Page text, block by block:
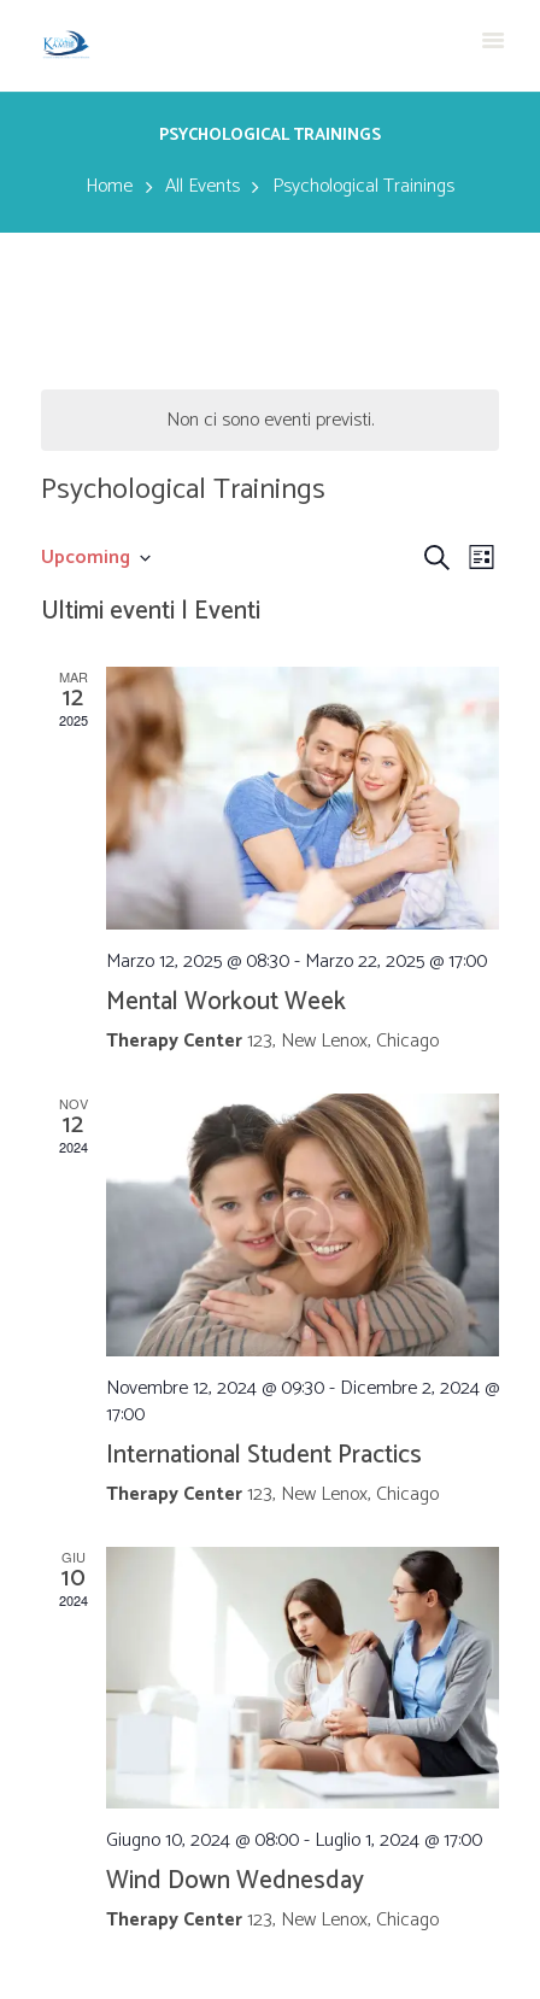
PSYCHOLOGICAL TRAININGS
Home All Events Psychological Trainings
Non ci sono eventi previsti.
Psychological Trainings
E
e
n
t
i
R
i
c
e
r
c
a
e
v
i
s
t
e
N
a
v
i
g
C
a
E
n
i
s
e
N
a
v
i
g
a
o
e
L
a
Upcoming
e
Ultimi eventi | Eventi
MAR
12
2025
Marzo 12, 2025 @ 08:30- Marzo 22, 2025 @ 17:00
Mental Workout Week
Therapy Center123, New Lenox, Chicago
NOV
12
2024
Novembre 12, 2024 @ 09:30- Dicembre 2, 2024 @
17:00
International Student Practics
Therapy Center123, New Lenox, Chicago
GIU
10
2024
Giugno 10, 2024 @ 08:00- Luglio 1, 2024 @ 17:00
Wind Down Wednesday
Therapy Center123, New Lenox, Chicago